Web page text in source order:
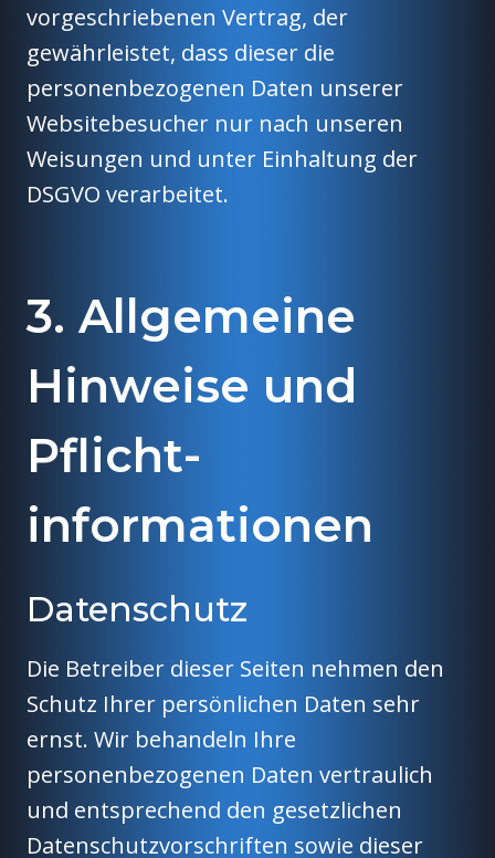
vorgeschriebenen Vertrag, der
gewährleistet, dass dieser die
personenbezogenen Daten unserer
Websitebesucher nur nach unseren
Weisungen und unter Einhaltung der
DSGVO verarbeitet.
3. Allgemeine
Hinweise und
Pflicht­
informationen
Datenschutz
Die Betreiber dieser Seiten nehmen den
Schutz Ihrer persönlichen Daten sehr
ernst. Wir behandeln Ihre
personenbezogenen Daten vertraulich
und entsprechend den gesetzlichen
Datenschutzvorschriften sowie dieser